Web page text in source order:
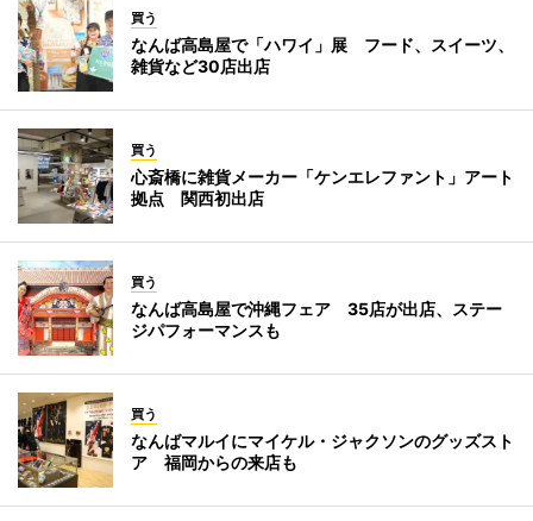
買う
なんば高島屋で「ハワイ」展 フード、スイーツ、
雑貨など30店出店
買う
心斎橋に雑貨メーカー「ケンエレファント」アート
拠点 関西初出店
買う
なんば高島屋で沖縄フェア 35店が出店、ステー
ジパフォーマンスも
買う
なんばマルイにマイケル・ジャクソンのグッズスト
ア 福岡からの来店も